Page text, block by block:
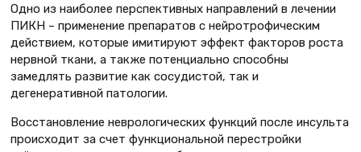
Одно из наиболее перспективных направлений в лечении
ПИКН – применение препаратов с нейротрофическим
действием, которые имитируют эффект факторов роста
нервной ткани, а также потенциально способны
замедлять развитие как сосудистой, так и
дегенеративной патологии.
Восстановление неврологических функций после инсульта
происходит за счет функциональной перестройки